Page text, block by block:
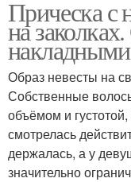
Прическа с
на
Образ невесты на
Собственные
объёмом и
смотрелась
держалась, а у
значительно